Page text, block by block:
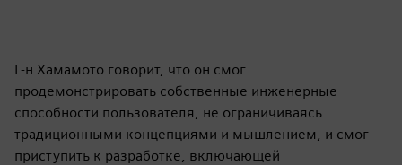
Г-н Хамамото говорит, что он смог
продемонстрировать собственные инженерные
способности пользователя, не ограничиваясь
традиционными концепциями и мышлением, и смог
приступить к разработке, включающей